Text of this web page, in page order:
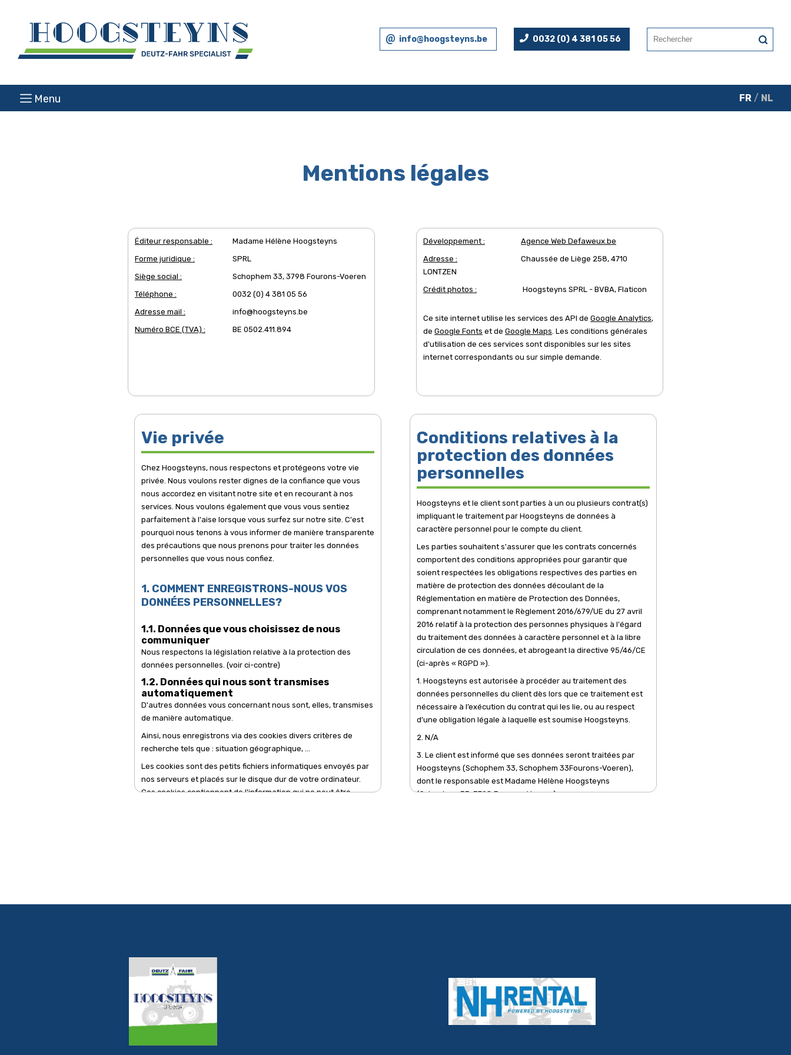
info@hoogsteyns.be 0032 (0) 4 381 05 56
FR / NL
Menu
Mentions légales
Éditeur responsable :
Madame Hélène Hoogsteyns
Forme juridique :
SPRL
Siège social :
Schophem 33, 3798 Fourons-Voeren
Téléphone :
0032 (0) 4 381 05 56
Adresse mail :
info@hoogsteyns.be
Numéro BCE (TVA) :
BE 0502.411.894
Développement :
Agence Web Defaweux.be
Adresse :
Chaussée de Liège 258, 4710
LONTZEN
Crédit photos :
Hoogsteyns SPRL - BVBA, Flaticon
Ce site internet utilise les services des API de Google Analytics,
de Google Fonts et de Google Maps . Les conditions générales
d'utilisation de ces services sont disponibles sur les sites
internet correspondants ou sur simple demande.
Vie privée
Chez Hoogsteyns, nous respectons et protégeons votre vie
privée. Nous voulons rester dignes de la confiance que vous
nous accordez en visitant notre site et en recourant à nos
services. Nous voulons également que vous vous sentiez
parfaitement à l'aise lorsque vous surfez sur notre site. C'est
pourquoi nous tenons à vous informer de manière transparente
des précautions que nous prenons pour traiter les données
personnelles que vous nous confiez.
1. COMMENT ENREGISTRONS-NOUS VOS
DONNÉES PERSONNELLES?
1.1. Données que vous choisissez de nous
communiquer
Nous respectons la législation relative à la protection des
données personnelles. (voir ci-contre)
1.2. Données qui nous sont transmises
automatiquement
D'autres données vous concernant nous sont, elles, transmises
de manière automatique.
Ainsi, nous enregistrons via des cookies divers critères de
recherche tels que : situation géographique, ...
Les cookies sont des petits fichiers informatiques envoyés par
nos serveurs et placés sur le disque dur de votre ordinateur.
Ces cookies contiennent de l'information qui ne peut être
dernière page web consultée.
2. POUR QUELLES FINALITÉS
ENREGISTRONS-NOUS AUTOMATIQUEMENT
CERTAINES DE VOS DONNÉES ?
2.1. Finalités générales
Conditions relatives à la
protection des données
personnelles
Hoogsteyns et le client sont parties à un ou plusieurs contrat(s)
impliquant le traitement par Hoogsteyns de données à
caractère personnel pour le compte du client.
Les parties souhaitent s'assurer que les contrats concernés
comportent des conditions appropriées pour garantir que
soient respectées les obligations respectives des parties en
matière de protection des données découlant de la
Réglementation en matière de Protection des Données,
comprenant notamment le Règlement 2016/679/UE du 27 avril
2016 relatif à la protection des personnes physiques à l'égard
du traitement des données à caractère personnel et à la libre
circulation de ces données, et abrogeant la directive 95/46/CE
(ci-après « RGPD »).
1. Hoogsteyns est autorisée à procéder au traitement des
données personnelles du client dès lors que ce traitement est
nécessaire à l’exécution du contrat qui les lie, ou au respect
d’une obligation légale à laquelle est soumise Hoogsteyns.
2. N/A
3. Le client est informé que ses données seront traitées par
Hoogsteyns (Schophem 33, Schophem 33Fourons-Voeren),
dont le responsable est Madame Hélène Hoogsteyns
(Schophem 33, 3798 Fourons-Voeren)
• D’introduire une réclamation auprès de l’Autorité de
Protection des Données.
6. Compte tenu de l'état des connaissances, des coûts de mise
en œuvre et de la nature, de la portée, du contexte et des